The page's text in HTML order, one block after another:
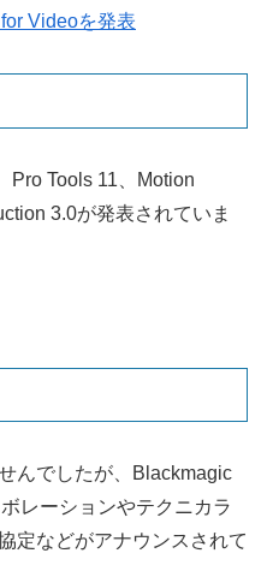
Videoを発表
Pro Tools 11、Motion
3.0が発表されていま
んでしたが、Blackmagic
レーションやテクニカラ
定などがアナウンスされて